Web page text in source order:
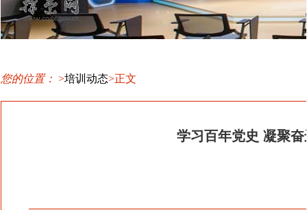
您的位置： >培训动态>正文
学习百年党史 凝聚